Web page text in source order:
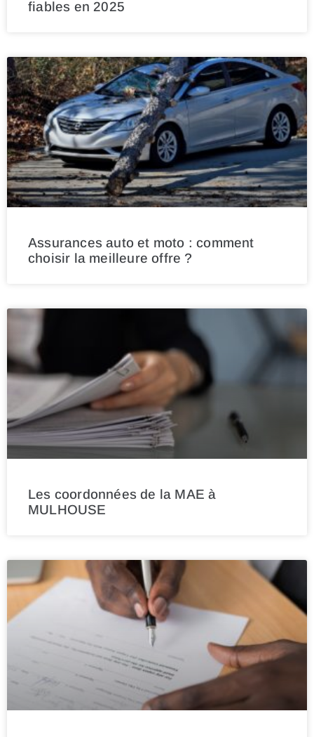
fiables en 2025
Assurances auto et moto : comment
choisir la meilleure offre ?
Les coordonnées de la MAE à
MULHOUSE